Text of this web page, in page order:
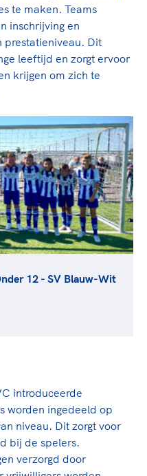
te maken. Teams
inschrijving en
prestatieniveau. Dit
leeftijd en zorgt ervoor
krijgen om zich te
12 - SV Blauw-Wit
introduceerde
worden ingedeeld op
niveau. Dit zorgt voor
bij de spelers.
verzorgd door